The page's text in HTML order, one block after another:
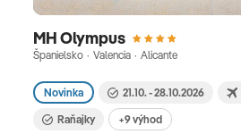
MH Olympus
Španielsko · Valencia · Alicante
Novinka 21.10. - 28.10.2026
Raňajky +9 výhod